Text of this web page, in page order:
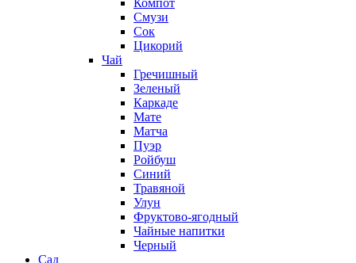
Компот
Смузи
Сок
Цикорий
Чай
Гречишный
Зеленый
Каркаде
Мате
Матча
Пуэр
Ройбуш
Синий
Травяной
Улун
Фруктово-ягодный
Чайные напитки
Черный
Сад